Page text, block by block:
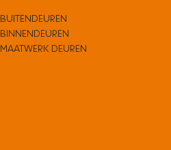
BUITENDEUREN
BINNENDEUREN
MAATWERK DEUREN